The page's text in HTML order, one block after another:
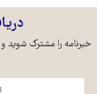
خبرنامه را مشترک شوید و